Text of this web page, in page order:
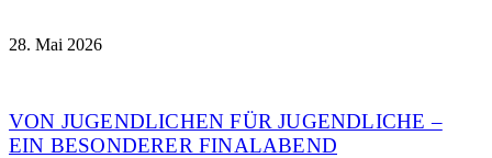
28. Mai 2026
VON JUGENDLICHEN FÜR JUGENDLICHE –
EIN BESONDERER FINALABEND